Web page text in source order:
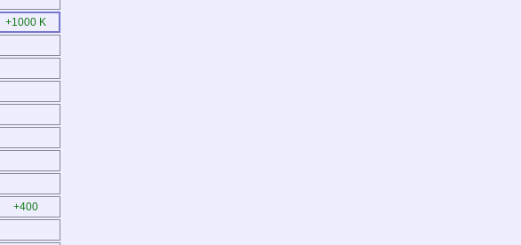
+1000 K
+400